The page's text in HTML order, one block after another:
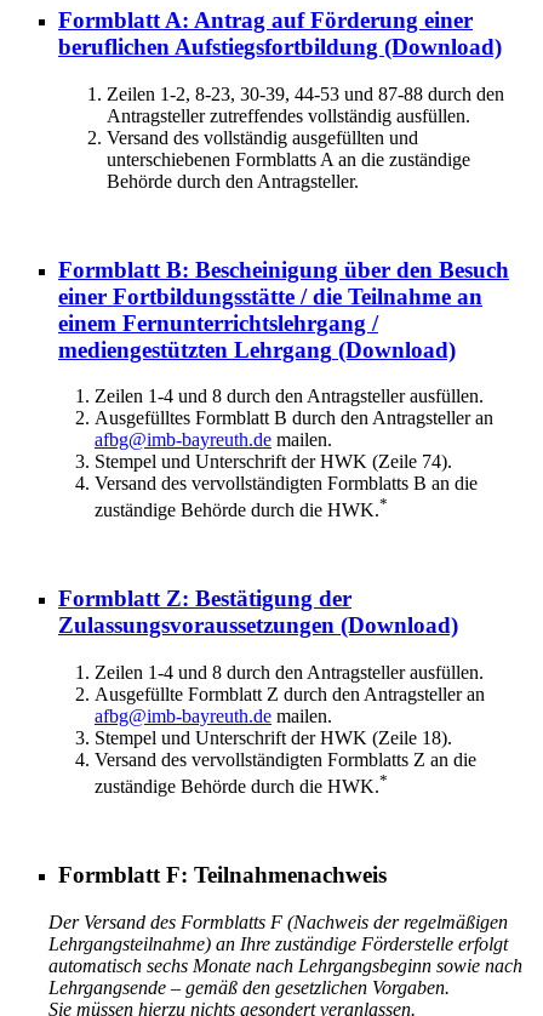
Formblatt A: Antrag auf Förderung einer
beruflichen Aufstiegsfortbildung (Download)
Zeilen 1-2, 8-23, 30-39, 44-53 und 87-88 durch den
Antragsteller zutreffendes vollständig ausfüllen.
Versand des vollständig ausgefüllten und
unterschiebenen Formblatts A an die zuständige
Behörde durch den Antragsteller.
Formblatt B: Bescheinigung über den Besuch
einer Fortbildungsstätte / die Teilnahme an
einem Fernunterrichtslehrgang /
mediengestützten Lehrgang (Download)
Zeilen 1-4 und 8 durch den Antragsteller ausfüllen.
Ausgefülltes Formblatt B durch den Antragsteller an
afbg@imb-bayreuth.de mailen.
Stempel und Unterschrift der HWK (Zeile 74).
Versand des vervollständigten Formblatts B an die
zuständige Behörde durch die HWK.*
Formblatt Z: Bestätigung der
Zulassungsvoraussetzungen (Download)
Zeilen 1-4 und 8 durch den Antragsteller ausfüllen.
Ausgefüllte Formblatt Z durch den Antragsteller an
afbg@imb-bayreuth.de mailen.
Stempel und Unterschrift der HWK (Zeile 18).
Versand des vervollständigten Formblatts Z an die
zuständige Behörde durch die HWK.*
Formblatt F: Teilnahmenachweis
Der Versand des Formblatts F (Nachweis der regelmäßigen
Lehrgangsteilnahme) an Ihre zuständige Förderstelle erfolgt
automatisch sechs Monate nach Lehrgangsbeginn sowie nach
Lehrgangsende – gemäß den gesetzlichen Vorgaben.
Sie müssen hierzu nichts gesondert veranlassen.